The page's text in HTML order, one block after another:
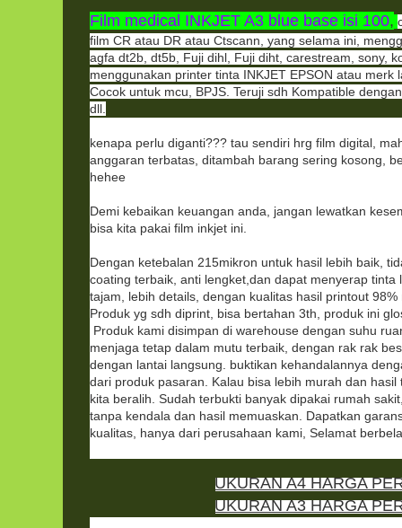
Film medical INKJET A3 blue base isi 100,
film CR atau DR atau Ctscann, yang selama ini,
agfa dt2b, dt5b, Fuji dihl, Fuji diht, carestream, sony,
menggunakan printer tinta INKJET EPSON atau
Cocok untuk mcu, BPJS. Teruji sdh Kompatible
dll.
kenapa perlu diganti??? tau sendiri hrg film digital,
anggaran terbatas, ditambah barang sering kosong,
hehee
Demi kebaikan keuangan anda, jangan lewatkan
bisa kita pakai film inkjet ini.
Dengan ketebalan 215mikron untuk hasil lebih baik,
coating terbaik, anti lengket,dan dapat menyerap
tajam, lebih details, dengan kualitas hasil printout
Produk yg sdh diprint, bisa bertahan 3th, produk ini
Produk kami disimpan di warehouse dengan suhu
menjaga tetap dalam mutu terbaik, dengan rak rak
dengan lantai langsung. buktikan kehandalannya
dari produk pasaran. Kalau bisa lebih murah dan
kita beralih. Sudah terbukti banyak dipakai rumah
tanpa kendala dan hasil memuaskan.
Dapatkan
kualitas, hanya dari perusahaan kami, Selamat
UKURAN A4 HARGA
UKURAN A3 HARGA